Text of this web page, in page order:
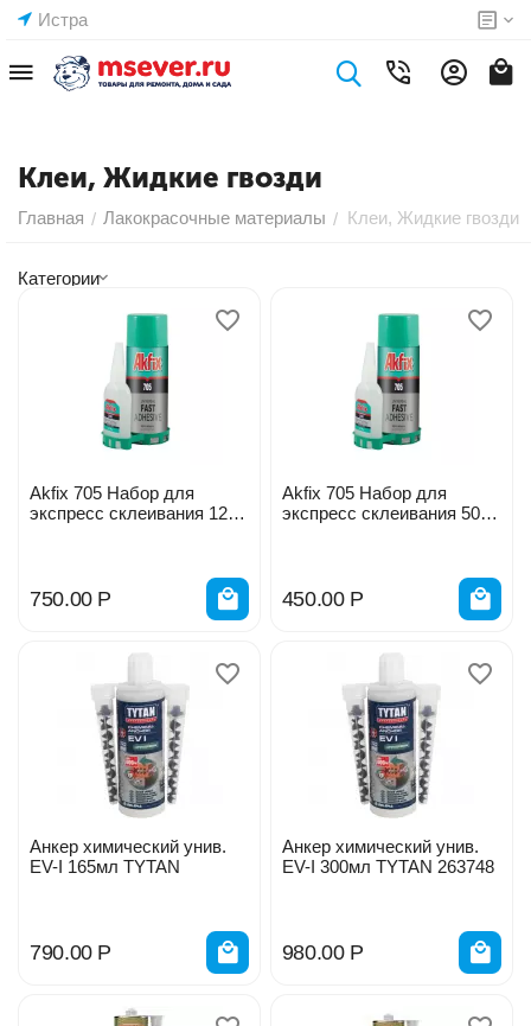
Истра
Клеи, Жидкие гвозди
Главная / Лакокрасочные материалы / Клеи, Жидкие гвозди
Категории
Akfix 705 Набор для
экспресс склеивания 125 г
750.00 Р
Akfix 705 Набор для
экспресс склеивания 50 г
450.00 Р
Анкер химический унив.
EV-I 165мл TYTAN
790.00 Р
Анкер химический унив.
EV-I 300мл TYTAN 263748
980.00 Р